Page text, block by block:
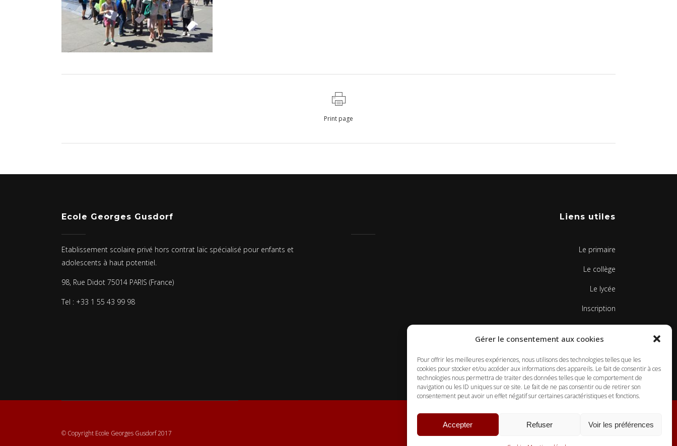
Gérer le consentement aux cookies
Pour offrir les meilleures expériences, nous utilisons des technologies telles que les
cookies pour stocker et/ou accéder aux informations des appareils. Le fait de consentir à ces
technologies nous permettra de traiter des données telles que le comportement de
navigation ou les ID uniques sur ce site. Le fait de ne pas consentir ou de retirer son
consentement peut avoir un effet négatif sur certaines caractéristiques et fonctions.
Accepter Refuser Voir les préférences
Print page
Ecole Georges Gusdorf
Etablissement scolaire privé hors contrat laïc spécialisé pour enfants et
adolescents à haut potentiel.
98, Rue Didot 75014 PARIS (France)
Tel : +33 1 55 43 99 98
Liens utiles
Le primaire
Le collège
Le lycée
Inscription
Contacts
Politique de cookies
© Copyright Ecole Georges Gusdorf 2017